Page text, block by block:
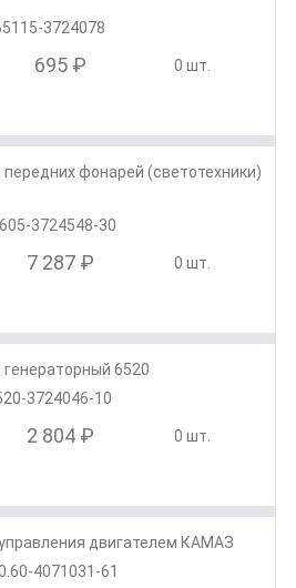
3724078
695 ₽ 0 шт.
передних фонарей (светотехники)
3724548-30
7 287 ₽ 0 шт.
генераторный 6520
3724046-10
2 804 ₽ 0 шт.
двигателем КАМАЗ
4071031-61